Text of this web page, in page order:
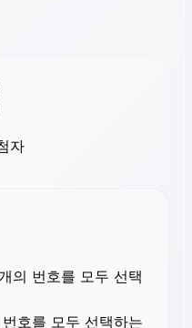
자
의 번호를 모두 선택
호를 모두 선택하는